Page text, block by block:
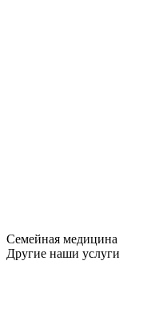
Семейная медицина
Другие наши услуги